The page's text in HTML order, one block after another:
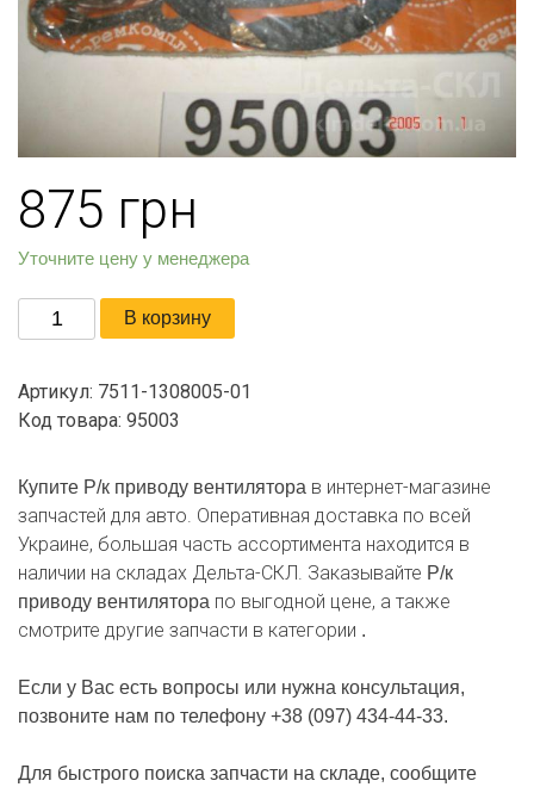
875 грн
Уточните цену у менеджера
Количество
товара
к
приводу
В корзину
Артикул: 7511-1308005-01
Код товара: 95003
Купите Р/к приводу вентилятора в интернет-магазине
запчастей для авто. Оперативная доставка по всей
Украине, большая часть ассортимента находится в
наличии на складах Дельта-СКЛ. Заказывайте Р/к
приводу вентилятора по выгодной цене, а также
смотрите другие запчасти в категории .
Если у Вас есть вопросы или нужна консультация,
позвоните нам по телефону +38 (097) 434-44-33.
Для быстрого поиска запчасти на складе, сообщите